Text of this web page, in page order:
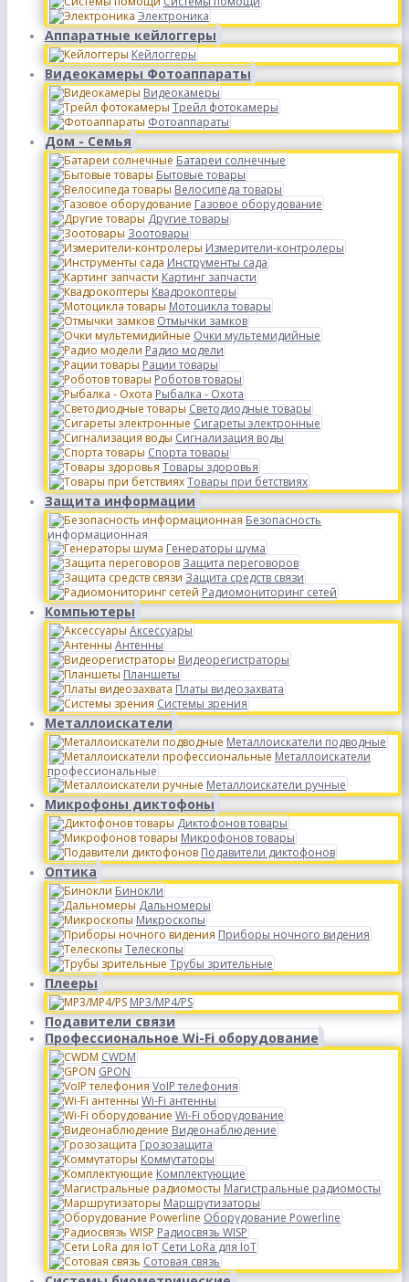
Электроника
Аппаратные кейлоггеры
Кейлоггеры
Видеокамеры Фотоаппараты
Видеокамеры
Трейл фотокамеры
Фотоаппараты
Дом - Семья
Батареи солнечные
Бытовые товары
Велосипеда товары
Газовое оборудование
Другие товары
Зоотовары
Измерители-контролеры
Инструменты сада
Картинг запчасти
Квадрокоптеры
Мотоцикла товары
Отмычки замков
Очки мультемидийные
Радио модели
Рации товары
Роботов товары
Рыбалка - Охота
Светодиодные товары
Сигареты электронные
Сигнализация воды
Спорта товары
Товары здоровья
Товары при бетствиях
Защита информации
Безопасность
информационная
Генераторы шума
Защита переговоров
Защита средств связи
Радиомониторинг сетей
Компьютеры
Аксессуары
Антенны
Видеорегистраторы
Планшеты
Платы видеозахвата
Системы зрения
Металлоискатели
Металлоискатели подводные
Металлоискатели
профессиональные
Металлоискатели ручные
Микрофоны диктофоны
Диктофонов товары
Микрофонов товары
Подавители диктофонов
Оптика
Бинокли
Дальномеры
Микроскопы
Приборы ночного видения
Телескопы
Трубы зрительные
Плееры
MP3/MP4/PS
Подавители связи
Профессиональное Wi-Fi оборудование
CWDM
GPON
VoIP телефония
Wi-Fi антенны
Wi-Fi оборудование
Видеонаблюдение
Грозозащита
Коммутаторы
Комплектующие
Магистральные радиомосты
Маршрутизаторы
Оборудование Powerline
Радиосвязь WISP
Сети LoRa для IoT
Сотовая связь